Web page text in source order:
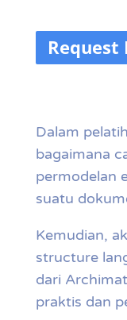
Request
Dalam
bagaimana
permodelan
suatu
Kemudian,
structure
dari
praktis dan